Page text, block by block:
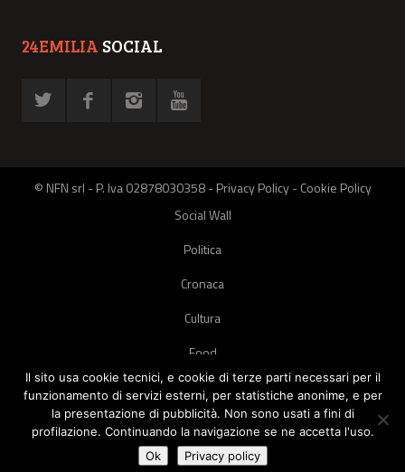
24EMILIA SOCIAL
© NFN srl - P. Iva 02878030358 -Privacy Policy-Cookie Policy
Social Wall
Politica
Cronaca
Cultura
Food
Green
Pets
Street Style
Il sito usa cookie tecnici, e cookie di terze parti necessari per il
funzionamento di servizi esterni, per statistiche anonime, e per
la presentazione di pubblicità. Non sono usati a fini di
profilazione. Continuando la navigazione se ne accetta l'uso.
Ok
Privacy policy